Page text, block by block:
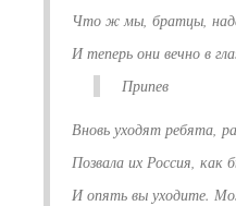
Что ж мы, братцы,
И теперь они вечно в
Припев
Вновь уходят ребята,
Позвала их Россия, как
И опять вы уходите.